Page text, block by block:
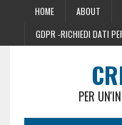
HOME ABOUT
GDPR -RICHIEDI DATI
PER